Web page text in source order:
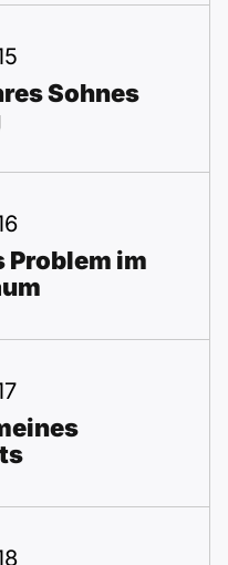
Sohnes
Problem im